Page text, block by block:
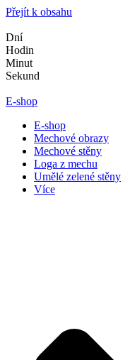
Přejít k obsahu
Dní
Hodin
Minut
Sekund
E-shop
E-shop
Mechové obrazy
Mechové stěny
Loga z mechu
Umělé zelené stěny
Více